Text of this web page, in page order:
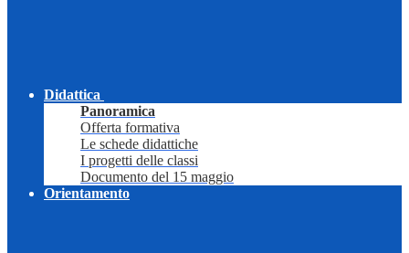
Didattica
Panoramica
Offerta formativa
Le schede didattiche
I progetti delle classi
Documento del 15 maggio
Orientamento